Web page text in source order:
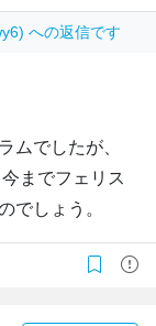
への返信です
ムでしたが、
までフェリス
でしょう。